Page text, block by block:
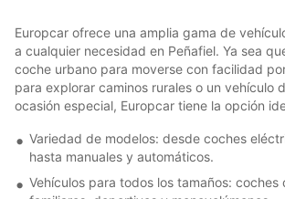
Europcar ofrece una amplia gama de
a cualquier necesidad en Peñafiel. Ya sea
coche urbano para moverse con facilidad
para explorar caminos rurales o un vehículo
ocasión especial, Europcar tiene la opción
Variedad de modelos: desde coches
hasta manuales y automáticos.
Vehículos para todos los tamaños: coches